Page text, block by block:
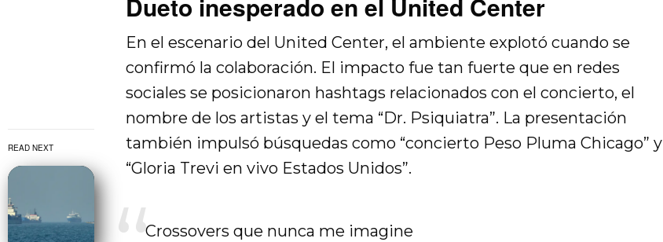
READ NEXT
Dueto inesperado en el United Center
En el escenario del United Center, el ambiente explotó cuando se
confirmó la colaboración. El impacto fue tan fuerte que en redes
sociales se posicionaron hashtags relacionados con el concierto, el
nombre de los artistas y el tema “Dr. Psiquiatra”. La presentación
también impulsó búsquedas como “concierto Peso Pluma Chicago” y
“Gloria Trevi en vivo Estados Unidos”.
Crossovers que nunca me imagine